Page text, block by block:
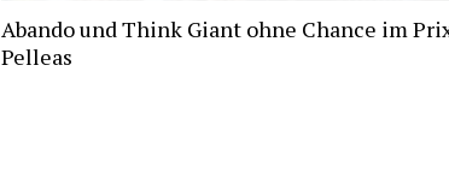
Abando und Think Giant ohne Chance im
Pelleas